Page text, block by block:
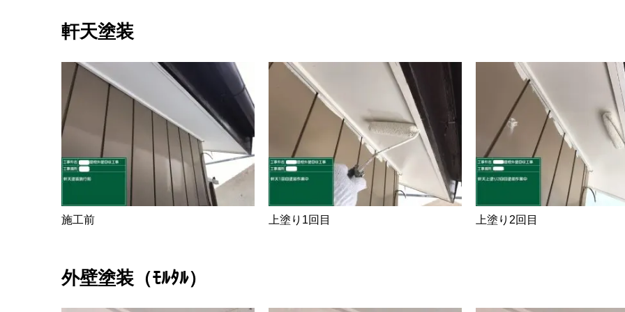
軒天塗装
施工前 上塗り1回目 上塗り2回目
外壁塗装（ﾓﾙﾀﾙ）